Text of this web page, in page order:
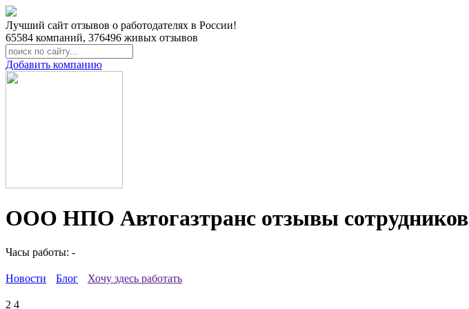
Лучший сайт отзывов о работодателях в России!
65584 компаний, 376496 живых отзывов
Добавить компанию
ООО НПО Автогазтранс отзывы сотрудников
Часы работы: -
Новости Блог Хочу здесь работать
2 4